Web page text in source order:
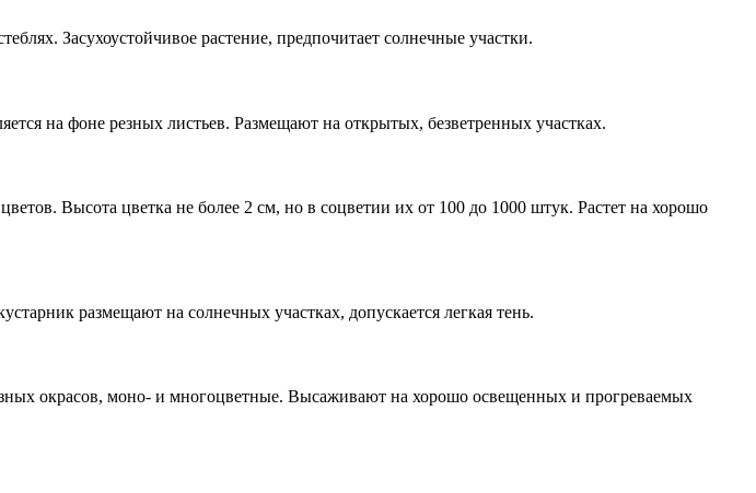
Засухоустойчивое растение, предпочитает солнечные участки.
на фоне резных листьев. Размещают на открытых, безветренных участках.
Высота цветка не более 2 см, но в соцветии их от 100 до 1000 штук. Растет на хорошо
размещают на солнечных участках, допускается легкая тень.
окрасов, моно- и многоцветные. Высаживают на хорошо освещенных и прогреваемых